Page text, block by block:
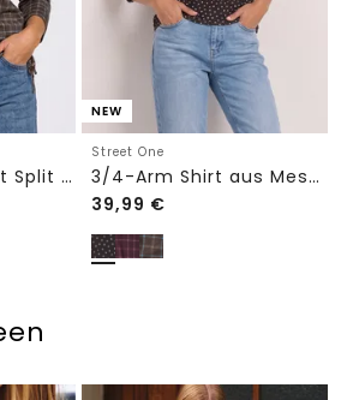
3/4-Arm Shirt mit Split Neck und Print
NEW
Street One
3/4-Arm Shirt aus Mesh mit Print
39,99 €